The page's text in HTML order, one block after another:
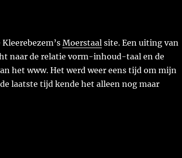
Moerstaalsite. Een uiting van
naar de relatie vorm-inhoud-taal en de
het www. Het werd weer eens tijd om mijn
laatste tijd kende het alleen nog maar